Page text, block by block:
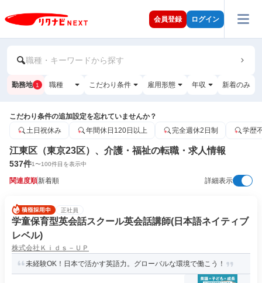
会員登録 ログイン
職種・キーワードから探す
勤務地 1 職種 こだわり条件 雇用形態 年収 新着のみ
こだわり条件の追加設定を忘れていませんか？
土日祝休み
年間休日120日以上 完全週休2日制 学歴
江東区（東京23区）、介護・福祉の転職・求人情報
537件1〜100件目を表示中
関連度順新着順 詳細表示
正社員
学童保育型英会話スクール英会話講師(日本語ネイティブ
レベル)
株式会社Ｋｉｄｓ－ＵＰ
未経験OK！日本で活かす英語力。グローバルな環境で働こう！